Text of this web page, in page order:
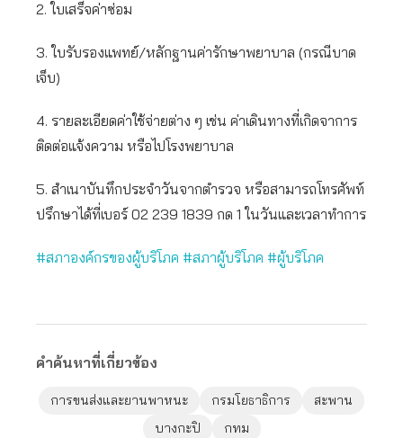
2. ใบเสร็จค่าซ่อม
3. ใบรับรองแพทย์/หลักฐานค่ารักษาพยาบาล (กรณีบาด
เจ็บ)
4. รายละเอียดค่าใช้จ่ายต่าง ๆ เช่น ค่าเดินทางที่เกิดจาการ
ติดต่อแจ้งความ หรือไปโรงพยาบาล
5. สำเนาบันทึกประจำวันจากตำรวจ หรือสามารถโทรศัพท์
ปรึกษาได้ที่เบอร์ 02 239 1839 กด 1 ในวันและเวลาทำการ
#สภาองค์กรของผู้บริโภค #สภาผู้บริโภค #ผู้บริโภค
คำค้นหาที่เกี่ยวข้อง
การขนส่งและยานพาหนะ กรมโยธาธิการ
สะพาน
บางกะปิ
กทม